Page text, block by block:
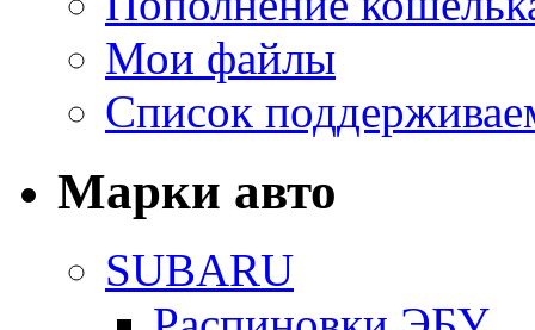
Мои файлы
Список
Марки авто
SUBARU